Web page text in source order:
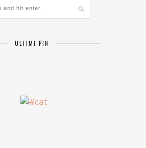
ULTIMI PIN